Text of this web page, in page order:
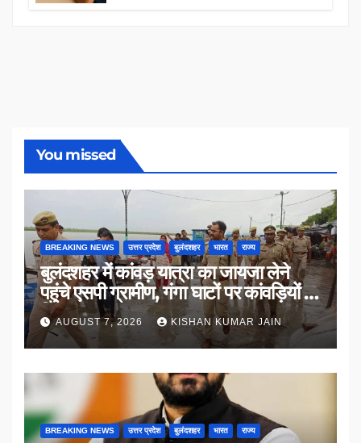
You missed
BREAKING NEWS उत्तर प्रदेश बुलंदशहर भारत राज्य
बुलंदशहर में कांवड़ यात्रा का जायजा लेने
पहुंचे एसपी ग्रामीण, गंगा घाटों पर कांवड़ियों से
किया संवाद
AUGUST 7, 2026 KISHAN KUMAR JAIN
BREAKING NEWS उत्तर प्रदेश बुलंदशहर भारत राज्य